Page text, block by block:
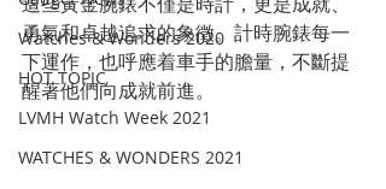
Watches & Wonders 2020
HOT TOPIC
LVMH Watch Week 2021
WATCHES & WONDERS 2021
勇氣和卓越追求的象徵。計時腕錶每一
下運作，也呼應着車手的膽量，不斷提
醒著他們向成就前進。